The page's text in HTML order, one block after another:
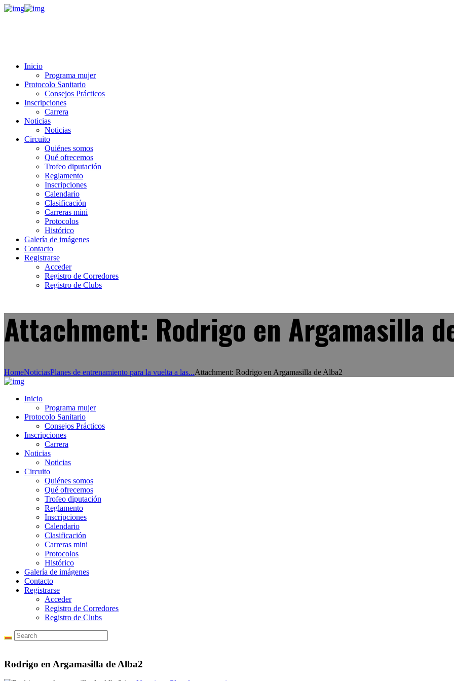
Inicio
Programa mujer
Protocolo Sanitario
Consejos Prácticos
Inscripciones
Carrera
Noticias
Noticias
Circuito
Quiénes somos
Qué ofrecemos
Trofeo diputación
Reglamento
Inscripciones
Calendario
Clasificación
Carreras mini
Protocolos
Histórico
Galería de imágenes
Contacto
Registrarse
Acceder
Registro de Corredores
Registro de Clubs
Attachment: Rodrigo en Argamasilla
HomeNoticiasPlanes de entrenamiento para la vuelta a las...Attachment: Rodrigo en Argamasilla de Alba2
Inicio
Programa mujer
Protocolo Sanitario
Consejos Prácticos
Inscripciones
Carrera
Noticias
Noticias
Circuito
Quiénes somos
Qué ofrecemos
Trofeo diputación
Reglamento
Inscripciones
Calendario
Clasificación
Carreras mini
Protocolos
Histórico
Galería de imágenes
Contacto
Registrarse
Acceder
Registro de Corredores
Registro de Clubs
Rodrigo en Argamasilla de Alba2